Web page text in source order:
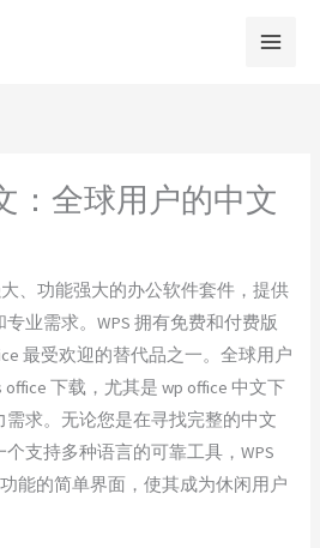
：全球用户的中文
大、功能强大的办公软件套件，提供
业需求。WPS 拥有免费和付费版
最受欢迎的替代品之一。全球用户
下载，尤其是 wp office 中文下
求。无论您是在寻找完整的中文
支持多种语言的可靠工具，WPS
能的简单界面，使其成为休闲用户